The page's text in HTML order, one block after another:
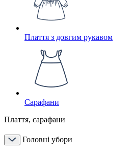
Плаття з довгим рукавом
Сарафани
Плаття, сарафани
Головні убори